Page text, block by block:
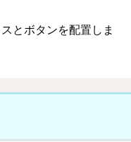
とボタンを配置しま